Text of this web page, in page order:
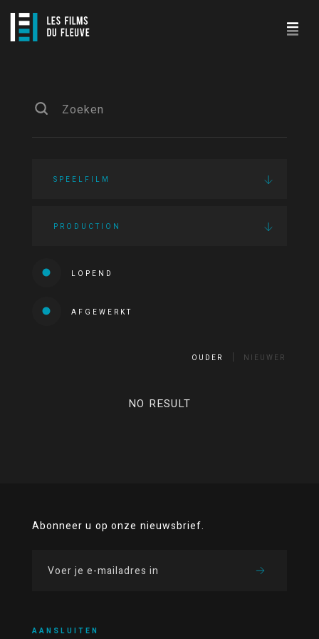
SPEELFILM
PRODUCTION
LOPEND
AFGEWERKT
OUDER NIEUWER
NO RESULT
Abonneer u op onze nieuwsbrief.
AANSLUITEN